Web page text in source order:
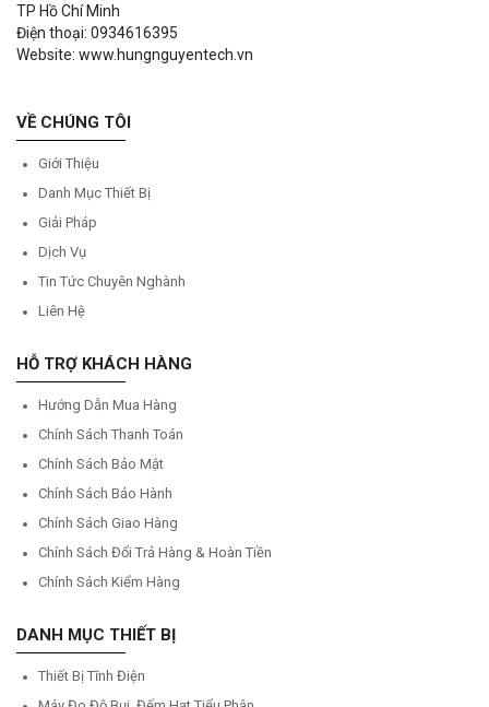
TP Hồ Chí Minh
Điện thoại: 0934616395
Website: www.hungnguyentech.vn
VỀ CHÚNG TÔI
Giới Thiệu
Danh Mục Thiết Bị
Giải Pháp
Dịch Vụ
Tin Tức Chuyên Nghành
Liên Hệ
HỖ TRỢ KHÁCH HÀNG
Hướng Dẫn Mua Hàng
Chính Sách Thanh Toán
Chính Sách Bảo Mật
Chính Sách Bảo Hành
Chính Sách Giao Hàng
Chính Sách Đổi Trả Hàng & Hoàn Tiền
Chính Sách Kiểm Hàng
DANH MỤC THIẾT BỊ
Thiết Bị Tĩnh Điện